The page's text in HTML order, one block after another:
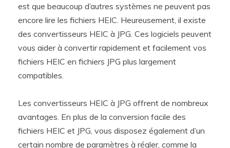
est que beaucoup d’autres systèmes ne peuvent pas
encore lire les fichiers HEIC. Heureusement, il existe
des convertisseurs HEIC à JPG. Ces logiciels peuvent
vous aider à convertir rapidement et facilement vos
fichiers HEIC en fichiers JPG plus largement
compatibles.
Les convertisseurs HEIC à JPG offrent de nombreux
avantages. En plus de la conversion facile des
fichiers HEIC et JPG, vous disposez également d’un
certain nombre de paramètres à régler, comme la